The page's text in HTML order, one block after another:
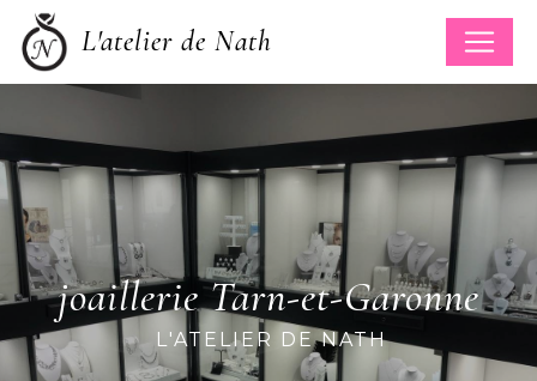
L'atelier de Nath
joaillerie Tarn-et-Garonne
L'ATELIER DE NATH
Panneau de gestion des cookies